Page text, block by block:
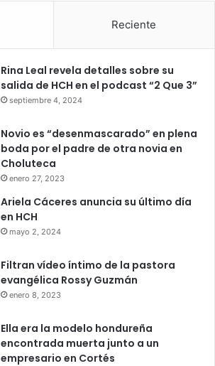
Reciente
Rina Leal revela detalles sobre su
salida de HCH en el podcast “2 Que 3”
septiembre 4, 2024
Novio es “desenmascarado” en plena
boda por el padre de otra novia en
Choluteca
enero 27, 2023
Ariela Cáceres anuncia su último día
en HCH
mayo 2, 2024
Filtran vídeo íntimo de la pastora
evangélica Rossy Guzmán
enero 8, 2023
Ella era la modelo hondureña
encontrada muerta junto a un
empresario en Cortés